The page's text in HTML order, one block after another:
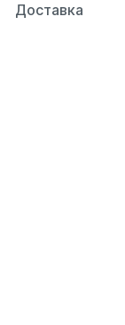
Доставка